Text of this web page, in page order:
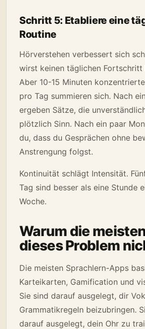
Schritt 5: Etabliere eine
Routine
Hörverstehen verbessert sich
wirst keinen täglichen Fortschritt
Aber 10-15 Minuten
pro Tag summieren sich. Nach
ergeben Sätze, die
plötzlich Sinn. Nach ein paar
du, dass du Gesprächen ohne
Anstrengung folgst.
Kontinuität schlägt Intensität.
Tag sind besser als eine Stunde
Woche.
Warum die
dieses Problem
Die meisten Sprachlern-Apps
Karteikarten, Gamification und
Sie sind darauf ausgelegt, dir
Grammatikregeln beizubringen.
darauf ausgelegt, dein Ohr zu